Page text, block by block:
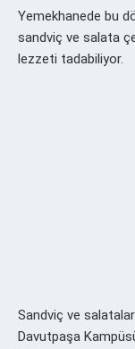
Yemekhanede bu
sandviç ve salata
lezzeti tadabiliyor.
Sandviç ve
Davutpaşa